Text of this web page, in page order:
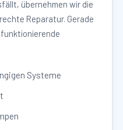
übernehmen wir die
Reparatur. Gerade
Systeme